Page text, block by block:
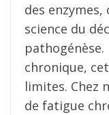
des
science du
pathogénèse.
chronique,
limites. Chez
de fatigue